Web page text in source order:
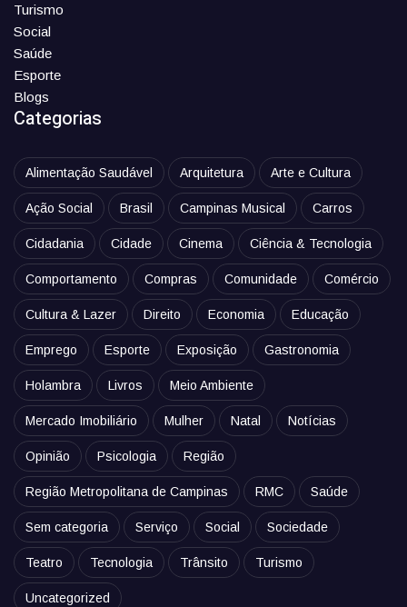
Turismo
Social
Saúde
Esporte
Blogs
Categorias
Alimentação Saudável Arquitetura Arte e Cultura
Ação Social Brasil Campinas Musical Carros
Cidadania Cidade Cinema Ciência & Tecnologia
Comportamento Compras Comunidade Comércio
Cultura & Lazer Direito Economia Educação
Emprego Esporte Exposição Gastronomia
Holambra Livros Meio Ambiente
Mercado Imobiliário Mulher Natal Notícias
Opinião Psicologia Região
Região Metropolitana de Campinas RMC Saúde
Sem categoria Serviço Social Sociedade
Teatro Tecnologia Trânsito Turismo
Uncategorized